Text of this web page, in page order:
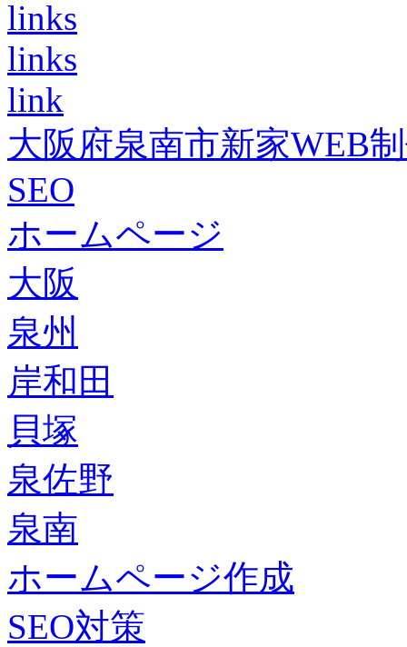
links
links
link
大阪府泉南市新家WEB
SEO
ホームページ
大阪
泉州
岸和田
貝塚
泉佐野
泉南
ホームページ作成
SEO対策